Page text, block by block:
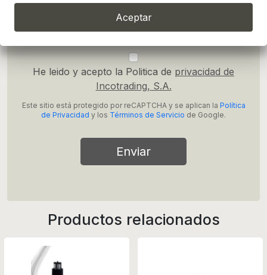
He leido y acepto la Politica de privacidad de
Incotrading, S.A.
Este sitio está protegido por reCAPTCHA y se aplican la Política
de Privacidad y los Términos de Servicio de Google.
Enviar
Productos relacionados
Aceptar